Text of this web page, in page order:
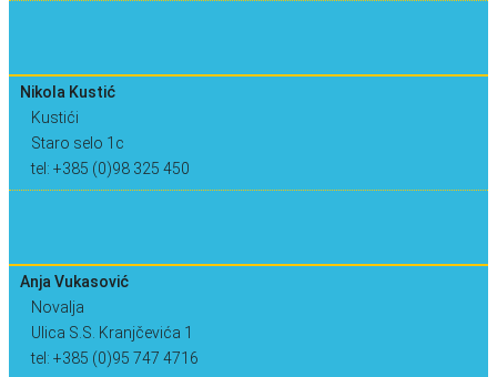
Nikola Kustić
Kustići
Staro selo 1c
tel: +385 (0)98 325 450
Anja Vukasović
Novalja
Ulica S.S. Kranjčevića 1
tel: +385 (0)95 747 4716